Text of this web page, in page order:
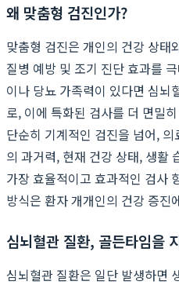
왜 맞춤형 검진인가?
맞춤형 검진은 개인의 건강 상태
질병 예방 및 조기 진단 효과를
이나 당뇨 가족력이 있다면 심뇌
로, 이에 특화된 검사를 더 면밀
단순히 기계적인 검진을 넘어,
의 과거력, 현재 건강 상태, 생활
가장 효율적이고 효과적인 검사
방식은 환자 개개인의 건강 증진
심뇌혈관 질환, 골든타임을
심뇌혈관 질환은 일단 발생하면